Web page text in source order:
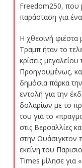
Freedom250, που
παράσταση για
Η χθεσινή φιέστα
Τραμπ ήταν το
κρίσεις
Προηγουμένως,
δημόσια πάρκα
εντολή για την
δολαρίων με το
του για το
στις Βερσαλλίες
στην Ουάσιγκτον
εκείνη του
Times μίλησε για